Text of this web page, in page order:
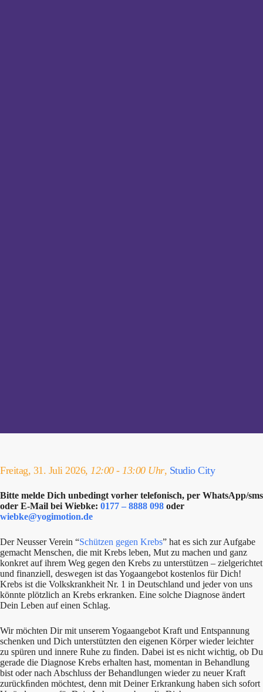
Freitag, 31. Juli 2026, 12:00 - 13:00 Uhr, Studio City
Bitte melde Dich unbedingt vorher telefonisch, per WhatsApp/sms
oder E-Mail bei Wiebke: 0177 – 8888 098 oder
wiebke@yogimotion.de
Der Neusser Verein “Schützen gegen Krebs” hat es sich zur Aufgabe
gemacht Menschen, die mit Krebs leben, Mut zu machen und ganz
konkret auf ihrem Weg gegen den Krebs zu unterstützen – zielgerichtet
und finanziell, deswegen ist das Yogaangebot kostenlos für Dich!
Krebs ist die Volkskrankheit Nr. 1 in Deutschland und jeder von uns
könnte plötzlich an Krebs erkranken. Eine solche Diagnose ändert
Dein Leben auf einen Schlag.
Wir möchten Dir mit unserem Yogaangebot Kraft und Entspannung
schenken und Dich unterstützten den eigenen Körper wieder leichter
zu spüren und innere Ruhe zu finden. Dabei ist es nicht wichtig, ob Du
gerade die Diagnose Krebs erhalten hast, momentan in Behandlung
bist oder nach Abschluss der Behandlungen wieder zu neuer Kraft
zurückﬁnden möchtest, denn mit Deiner Erkrankung haben sich sofort